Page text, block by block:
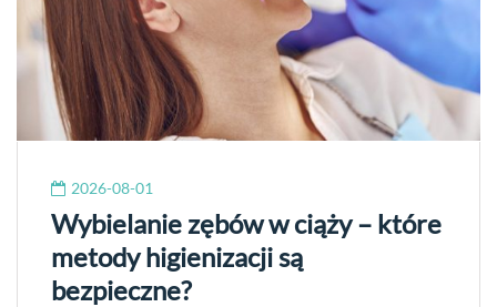
2026-08-01
Wybielanie zębów w ciąży – które
metody higienizacji są
bezpieczne?